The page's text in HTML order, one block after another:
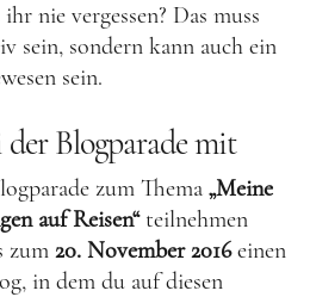
nie vergessen? Das muss
sein, sondern kann auch ein
sein.
der Blogparade mit
zum Thema „Meine
auf Reisen“teilnehmen
zum 20. November 2016einen
in dem du auf diesen